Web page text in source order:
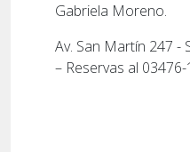
Gabriela Moreno.
Av. San Martín 247 -
– Reservas al